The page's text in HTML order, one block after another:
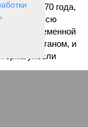
Бхола 1970 года,
за всю
современной
Пакистаном, и
унесли